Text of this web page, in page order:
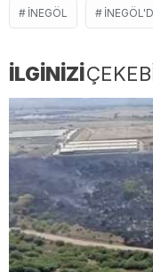
İNEGÖL
İLGİNİZİ